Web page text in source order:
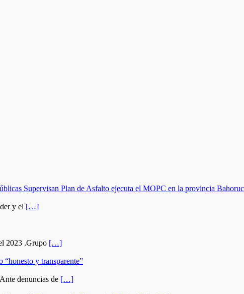
Supervisan Plan de Asfalto ejecuta el MOPC en la provincia
y el […]
2023 .Grupo […]
y transparente”
denuncias de […]